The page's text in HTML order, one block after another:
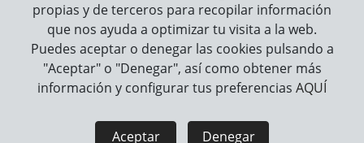
Información
Cómo trabajamos
Información legal
Política de Privacidad
propias y de terceros para recopilar información
que nos ayuda a optimizar tu visita a la web.
Puedes aceptar o denegar las cookies pulsando a
"Aceptar" o "Denegar", así como obtener más
información y configurar tus preferencias AQUÍ
Aceptar Denegar